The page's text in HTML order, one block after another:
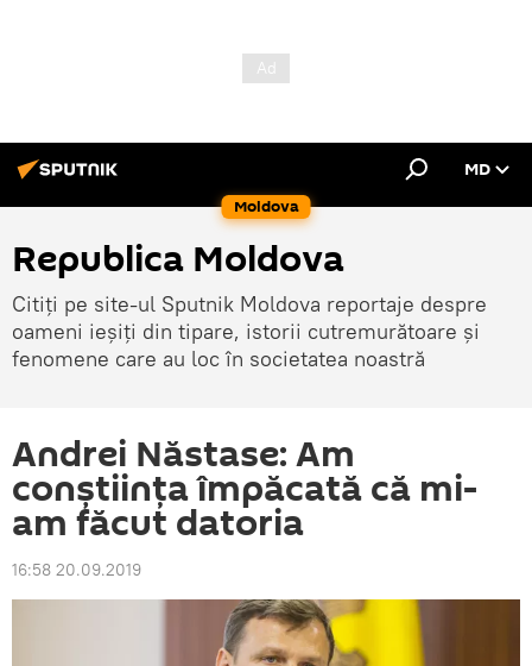
Moldova
MD
Republica Moldova
Citiți pe site-ul Sputnik Moldova reportaje despre
oameni ieșiți din tipare, istorii cutremurătoare și
fenomene care au loc în societatea noastră
Andrei Năstase: Am
conștiința împăcată că mi-
am făcut datoria
16:58 20.09.2019